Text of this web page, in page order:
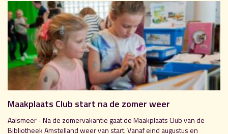
Maakplaats Club start na de zomer weer
Aalsmeer - Na de zomervakantie gaat de Maakplaats Club van de
Bibliotheek Amstelland weer van start. Vanaf eind augustus en